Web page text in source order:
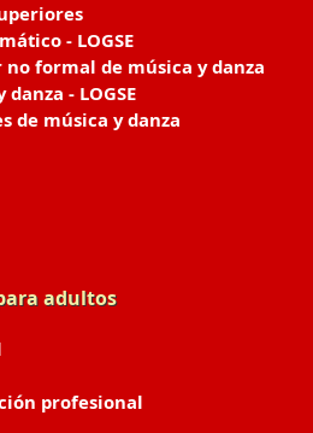
- LOGSE
no formal de música y danza
- LOGSE
de música y danza
adultos
profesional